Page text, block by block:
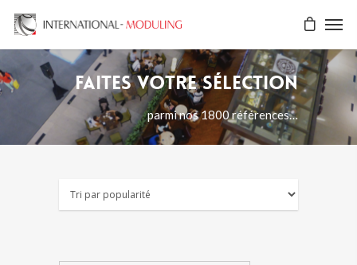
Faites votre sélection
parmi nos 1800 références…